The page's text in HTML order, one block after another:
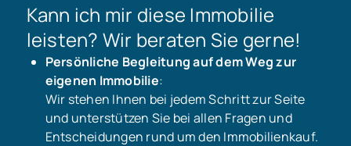
Kann ich mir diese Immobilie
leisten? Wir beraten Sie gerne!
Persönliche Begleitung auf dem Weg zur
eigenen Immobilie:
Wir stehen Ihnen bei jedem Schritt zur Seite
und unterstützen Sie bei allen Fragen und
Entscheidungen rund um den Immobilienkauf.